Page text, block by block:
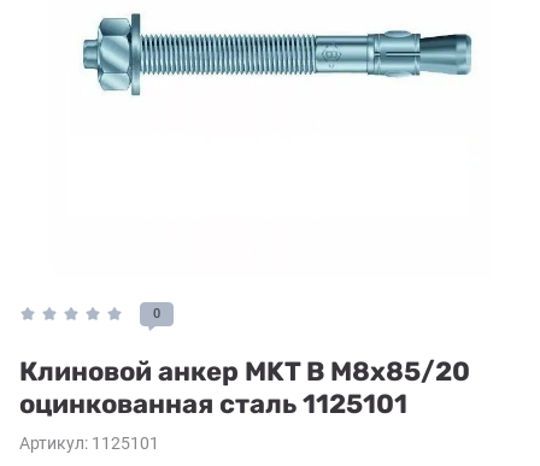
0
Клиновой анкер MKT B M8x85/20
оцинкованная сталь 1125101
Артикул: 1125101